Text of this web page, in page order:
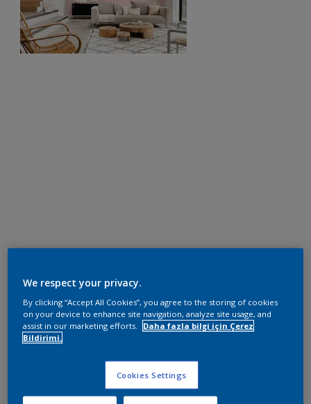
We respect your privacy.
By clicking “Accept All Cookies”, you agree to the storing of cookies
on your device to enhance site navigation, analyze site usage, and
assist in our marketing efforts.
Daha fazla bilgi için Çerez
Bildirimi.
Cookies Settings